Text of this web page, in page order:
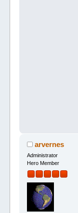
arvernes
Administrator
Hero Member